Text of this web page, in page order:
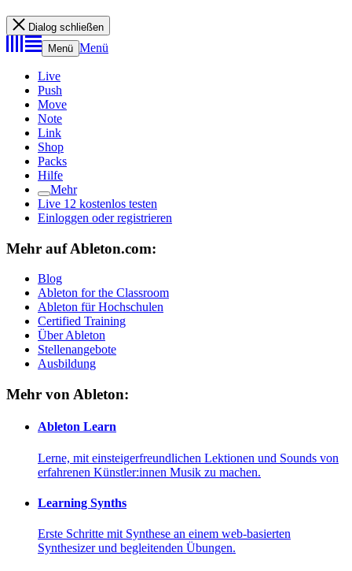
Dialog schließen
Menü Menü
Live
Push
Move
Note
Link
Shop
Packs
Hilfe
Mehr
Live 12 kostenlos testen
Einloggen oder registrieren
Mehr auf Ableton.com:
Blog
Ableton for the Classroom
Ableton für Hochschulen
Certified Training
Über Ableton
Stellenangebote
Ausbildung
Mehr von Ableton:
Ableton Learn
Lerne, mit einsteigerfreundlichen Lektionen und Sounds von
erfahrenen Künstler:innen Musik zu machen.
Learning Synths
Erste Schritte mit Synthese an einem web-basierten
Synthesizer und begleitenden Übungen.